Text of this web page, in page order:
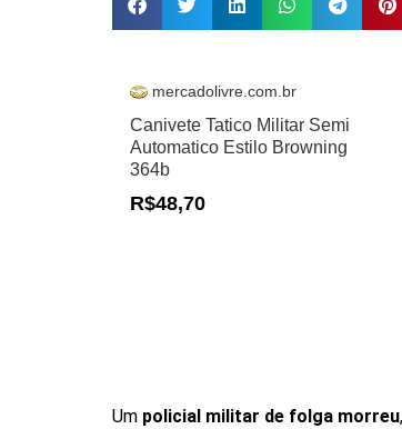
mercadolivre.com.br
Canivete Tatico Militar Semi
Automatico Estilo Browning
364b
R$48,70
Um policial militar de folga morreu